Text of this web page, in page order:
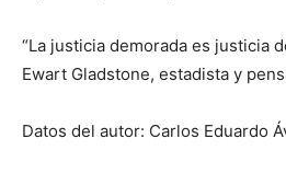
“La justicia demorada es justicia
Ewart Gladstone, estadista y
Datos del autor: Carlos Eduardo